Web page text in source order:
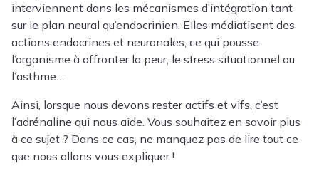
interviennent dans les mécanismes d’intégration tant
sur le plan neural qu’endocrinien. Elles médiatisent des
actions endocrines et neuronales, ce qui pousse
l’organisme à affronter la peur, le stress situationnel ou
l’asthme…
Ainsi, lorsque nous devons rester actifs et vifs, c’est
l’adrénaline qui nous aide. Vous souhaitez en savoir plus
à ce sujet ? Dans ce cas, ne manquez pas de lire tout ce
que nous allons vous expliquer !